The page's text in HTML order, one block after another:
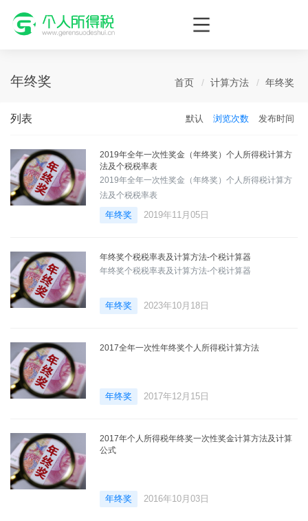
个人所得税网，最新个税资讯平台，您的个税管理专家！
年终奖 首页 计算方法 年终奖
列表 默认 浏览次数 发布时间
2019年全年一次性奖金（年终奖）个人所得税计算方
法及个税税率表
2019年全年一次性奖金（年终奖）个人所得税计算方
法及个税税率表
年终奖 2019年11月05日
年终奖个税税率表及计算方法-个税计算器
年终奖个税税率表及计算方法-个税计算器
年终奖 2023年10月18日
2017全年一次性年终奖个人所得税计算方法
年终奖 2017年12月15日
2017年个人所得税年终奖一次性奖金计算方法及计算
公式
年终奖 2016年10月03日